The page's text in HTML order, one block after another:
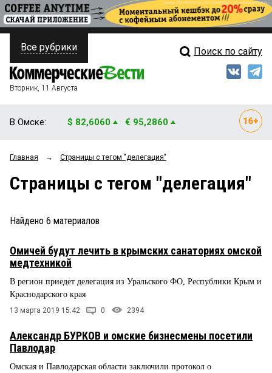
ПОЛИТИКА
ФИНАНСЫ
ОБЩЕСТВО
ЗАКОН
НОВОСТИ КОМПАНИЙ
ПРОИСШЕСТВИЯ
СТИЛЬ ЖИЗНИ
Свежий выпуск
Мнения
Рейтинги
Все рубрики Поиск по сайту
Вторник, 11 Августа
В Омске: $ 82,6060 € 95,2860
Главная → Страницы c тегом "делегация"
Страницы c тегом "делегация"
Найдено 6 материалов
Омичей будут лечить в крымских санаториях омской
медтехникой
В регион приедет делегация из Уральского ФО, Республики Крым и
Краснодарского края
13 марта 2019 15:42 0 2394
Александр БУРКОВ и омские бизнесмены посетили
Павлодар
Омская и Павлодарская области заключили протокол о